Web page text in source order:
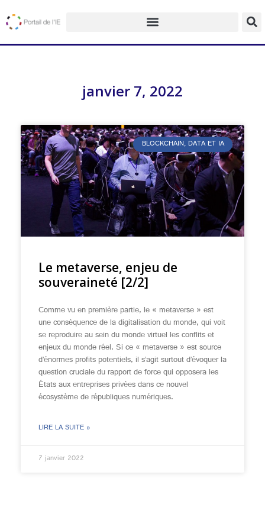
janvier 7, 2022
BLOCKCHAIN, DATA ET IA
Le metaverse, enjeu de
souveraineté [2/2]
Comme vu en première partie, le « metaverse » est
une conséquence de la digitalisation du monde, qui voit
se reproduire au sein du monde virtuel les conflits et
enjeux du monde réel. Si ce « metaverse » est source
d’énormes profits potentiels, il s’agit surtout d’évoquer la
question cruciale du rapport de force qui opposera les
États aux entreprises privées dans ce nouvel
écosystème de républiques numériques.
LIRE LA SUITE »
7 janvier 2022